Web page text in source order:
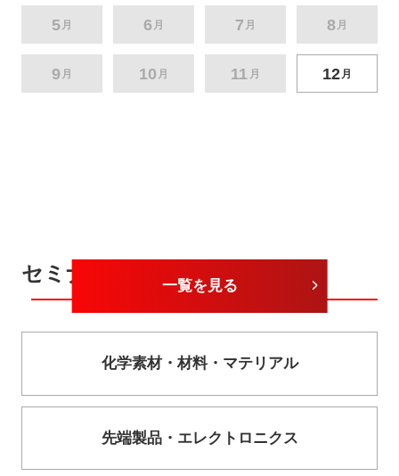
5 月 6 月 7 月 8 月
9 月 10 月 11 月 12 月
セミナーカテゴリー
一覧を見る
化学素材・ 材料・ マテリアル
先端製品・ エレクトロニクス